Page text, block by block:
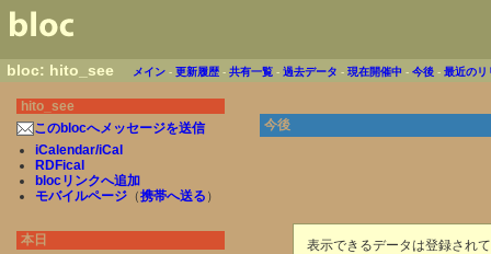
bloc: hito_see メイン -更新履歴 -共有一覧 -過去データ -現在開催中 -今後 -最近のリ
hito_see
このblocへメッセージを送信
iCalendar/iCal
RDFical
blocリンクへ追加
モバイルページ（携帯へ送る ）
本日
今後
表示できるデータは登録され